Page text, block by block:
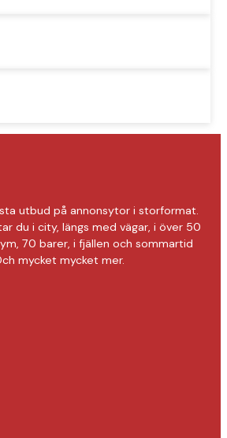
utbud på annonsytor i storformat.
du i city, längs med vägar, i över 50
70 barer, i fjällen och sommartid
mycket mycket mer.